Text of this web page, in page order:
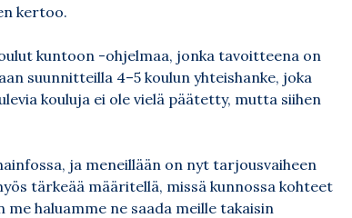
kertoo.
kuntoon -ohjelmaa, jonka tavoitteena on
suunnitteilla 4–5 koulun yhteishanke, joka
kouluja ei ole vielä päätetty, mutta siihen
ja meneillään on nyt tarjousvaiheen
tärkeää määritellä, missä kunnossa kohteet
haluamme ne saada meille takaisin